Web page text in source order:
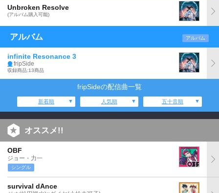
Unbroken Resolve
(アルバム購入可能)
アルバム アルバム
infinite Resonance 3
fripSide
収録商品:13商品
fripSideの配信曲一覧
新着順 人気順 五十音順
オススメ!!
OBF
ジョー・力一
シングル
survival dAnce